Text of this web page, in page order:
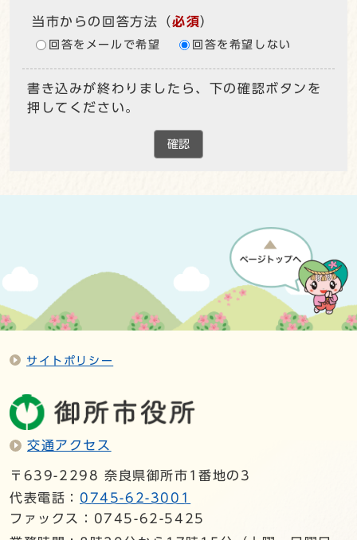
当市からの回答方法 （必須）
回答をメールで希望 回答を希望しない
書き込みが終わりましたら、下の確認ボタンを
押してください。
確認
サイトポリシー
交通アクセス
〒639-2298 奈良県御所市1番地の3
代表電話： 0745-62-3001
ファックス：0745-62-5425